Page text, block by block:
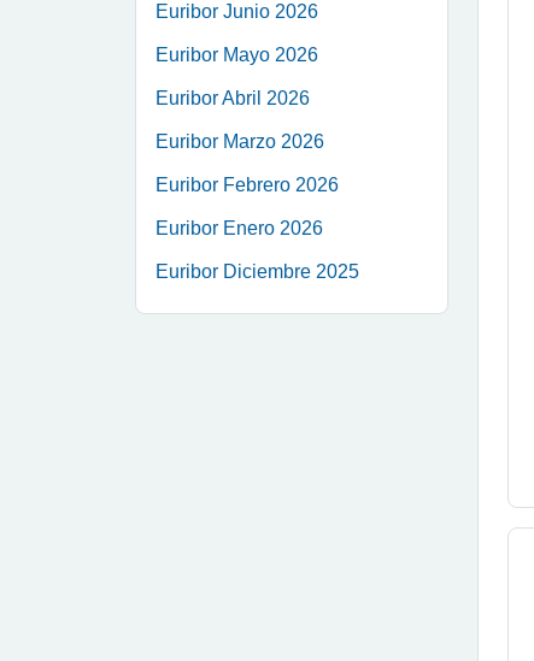
Euribor Junio 2026
Euribor Mayo 2026
Euribor Abril 2026
Euribor Marzo 2026
Euribor Febrero 2026
Euribor Enero 2026
Euribor Diciembre 2025